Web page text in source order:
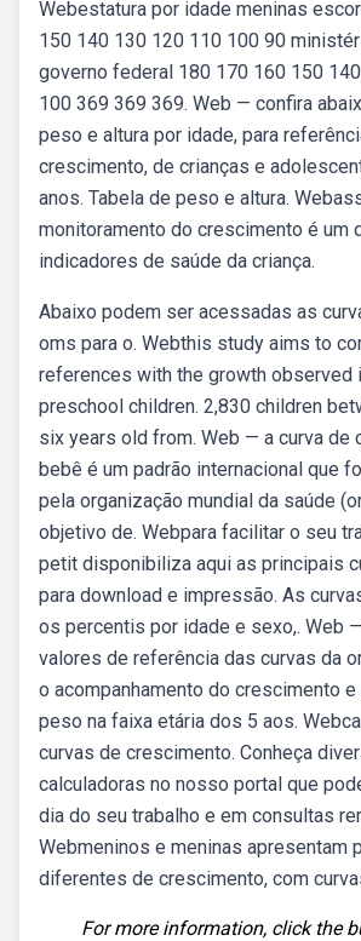
Webestatura por idade meninas
150 140 130 120 110 100 90
governo federal 180 170 160 150
100 369 369 369. Web — confira
peso e altura por idade, para
crescimento, de crianças e
anos. Tabela de peso e altura.
monitoramento do crescimento é um
indicadores de saúde da criança.
Abaixo podem ser acessadas as
oms para o. Webthis study aims to
references with the growth observed
preschool children. 2,830 children
six years old from. Web — a curva de
bebê é um padrão internacional que
pela organização mundial da saúde
objetivo de. Webpara facilitar o seu
petit disponibiliza aqui as principais
para download e impressão. As
os percentis por idade e sexo,. Web
valores de referência das curvas da
o acompanhamento do crescimento e
peso na faixa etária dos 5 aos.
curvas de crescimento. Conheça
calculadoras no nosso portal que
dia do seu trabalho e em consultas
Webmeninos e meninas apresentam
diferentes de crescimento, com
For more information, click the